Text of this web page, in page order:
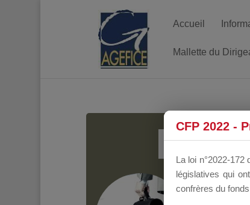
Accueil
Mallette du
Groupe Public
CFP 2022 -
La loi n°2022-172
législatives qui
confrères du